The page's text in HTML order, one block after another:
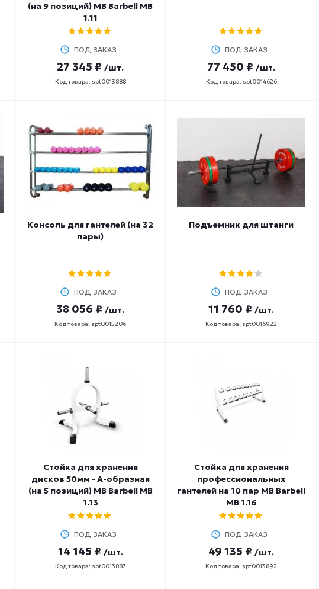
(на 9 позиций) MB Barbell МВ
1.11
ПОД ЗАКАЗ
27 345 ₽ /шт.
Код товара: spt0013888
ПОД ЗАКАЗ
77 450 ₽ /шт.
Код товара: spt0014626
Консоль для гантелей (на 32
пары)
ПОД ЗАКАЗ
38 056 ₽ /шт.
Код товара: spt0015206
Подъемник для штанги
ПОД ЗАКАЗ
11 760 ₽ /шт.
Код товара: spt0016922
Стойка для хранения
дисков 50мм - А-образная
(на 5 позиций) MB Barbell MB
1.13
ПОД ЗАКАЗ
14 145 ₽ /шт.
Код товара: spt0013887
Стойка для хранения
профессиональных
гантелей на 10 пар MB Barbell
MB 1.16
ПОД ЗАКАЗ
49 135 ₽ /шт.
Код товара: spt0013892